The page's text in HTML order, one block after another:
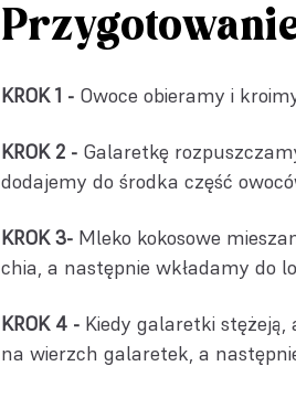
KROK 1 - Owoce obieramy i
KROK 2 - Galaretkę
dodajemy do środka część
KROK 3- Mleko kokosowe
chia, a następnie wkładamy do
KROK 4 - Kiedy galaretki stężeją,
na wierzch galaretek, a